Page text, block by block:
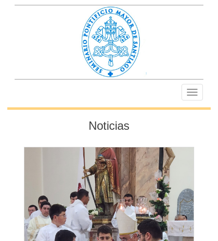
Toggle
Noticias